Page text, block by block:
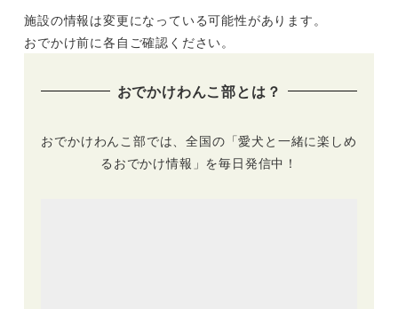
泉宿や一棟貸切など
おすすめの施設を厳
とお部屋でお食事 ド
ッグステイプラン」
施設の情報は変更になっている可能性があります。
おでかけ前に各自ご確認ください。
おでかけわんこ部とは？
おでかけわんこ部では、全国の「愛犬と一緒に楽しめ
るおでかけ情報」を毎日発信中！